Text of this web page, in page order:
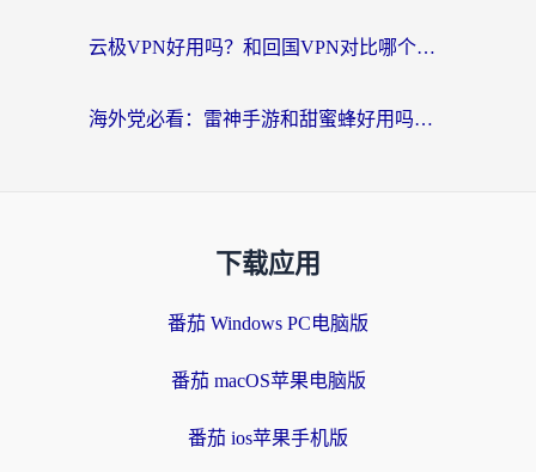
云极VPN好用吗？和回国VPN对比哪个回国效果更好？海外党亲测避坑指南
海外党必看：雷神手游和甜蜜蜂好用吗？3步选对回国加速器无缝刷国内资源
下载应用
番茄 Windows PC电脑版
番茄 macOS苹果电脑版
番茄 ios苹果手机版